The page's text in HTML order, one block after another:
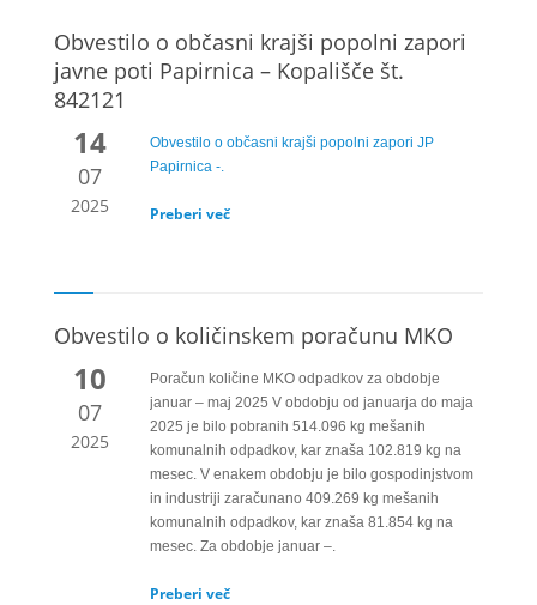
Obvestilo o občasni krajši popolni zapori
javne poti Papirnica – Kopališče št.
842121
14
07
2025
Obvestilo o občasni krajši popolni zapori JP
Papirnica -.
Preberi več
Obvestilo o količinskem poračunu MKO
10
07
2025
Poračun količine MKO odpadkov za obdobje
januar – maj 2025 V obdobju od januarja do maja
2025 je bilo pobranih 514.096 kg mešanih
komunalnih odpadkov, kar znaša 102.819 kg na
mesec. V enakem obdobju je bilo gospodinjstvom
in industriji zaračunano 409.269 kg mešanih
komunalnih odpadkov, kar znaša 81.854 kg na
mesec. Za obdobje januar –.
Preberi več